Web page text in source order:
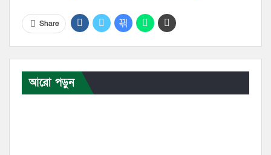
Share
আরো পড়ুন